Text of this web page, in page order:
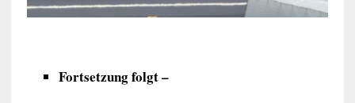
Fortsetzung folgt –